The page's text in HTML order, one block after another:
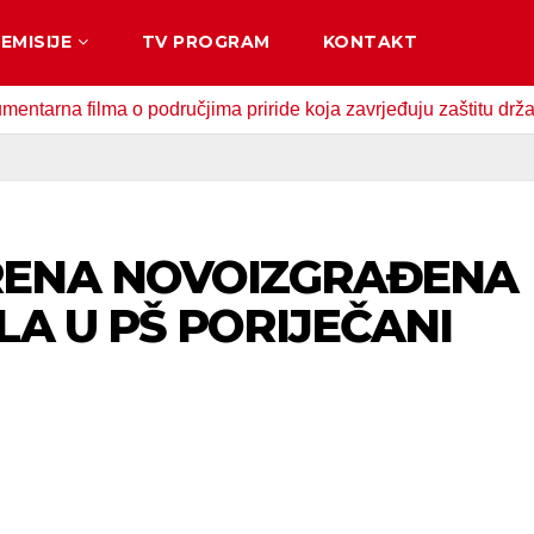
EMISIJE TV PROGRAM KONTAKT
o područjima priride koja zavrjeđuju zaštitu države
NOVOIZGRAĐENA
U PŠ PORIJEČANI